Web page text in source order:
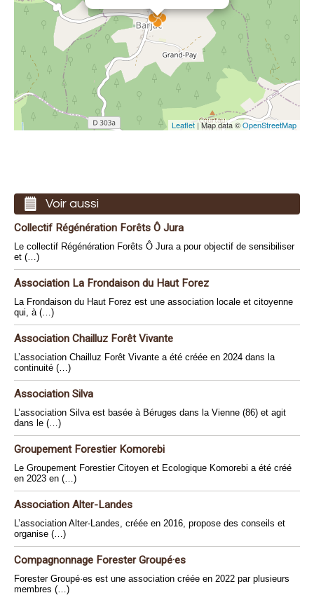
Leaflet | Map data ©OpenStreetMap
Voir aussi
Collectif Régénération Forêts Ô Jura
Le collectif Régénération Forêts Ô Jura a pour objectif de sensibiliser
et (…)
Association La Frondaison du Haut Forez
La Frondaison du Haut Forez est une association locale et citoyenne
qui, à (…)
Association Chailluz Forêt Vivante
L’association Chailluz Forêt Vivante a été créée en 2024 dans la
continuité (…)
Association Silva
L’association Silva est basée à Béruges dans la Vienne (86) et agit
dans le (…)
Groupement Forestier Komorebi
Le Groupement Forestier Citoyen et Ecologique Komorebi a été créé
en 2023 en (…)
Association Alter-Landes
L’association Alter-Landes, créée en 2016, propose des conseils et
organise (…)
Compagnonnage Forester Groupé·es
Forester Groupé·es est une association créée en 2022 par plusieurs
membres (…)